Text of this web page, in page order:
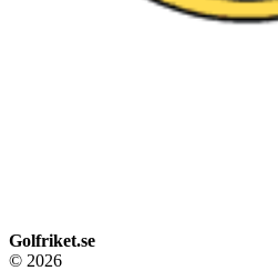
Golfriket.se
© 2026